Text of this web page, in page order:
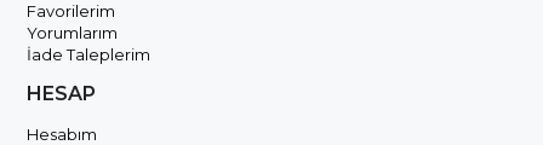
Favorilerim
Yorumlarım
İade Taleplerim
HESAP
Hesabım